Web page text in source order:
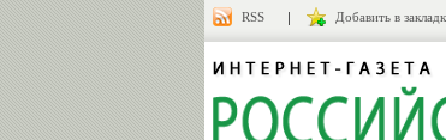
RSS Добавить в